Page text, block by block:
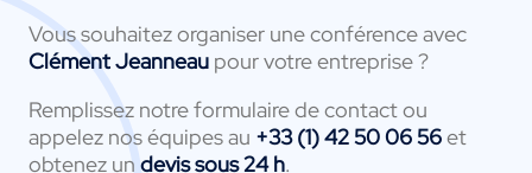
Vous souhaitez organiser une conférence avec
Clément Jeanneau pour votre entreprise ?
Remplissez notre formulaire de contact ou
appelez nos équipes au +33 (1) 42 50 06 56et
obtenez un devis sous 24 h.